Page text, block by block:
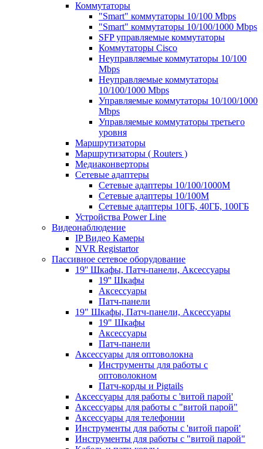
Коммутаторы
"Smart" коммутаторы 10/100 Mbps
"Smart" коммутаторы 10/100/1000 Mbps
SFP управляемые коммутаторы
Коммутаторы Cisco
Неуправляемые коммутаторы 10/100
Mbps
Неуправляемые коммутаторы
10/100/1000 Mbps
Управляемые коммутаторы 10/100/1000
Mbps
Управляемые коммутаторы третьего
уровня
Маршрутизаторы
Маршрутизаторы ( Routers )
Медиаконверторы
Сетевые адаптеры
Сетевые адаптеры 10/100/1000М
Сетевые адаптеры 10/100M
Сетевые адаптеры 10ГБ, 40ГБ, 100ГБ
Устройства Power Line
Видеонаблюдение
IP Видео Камеры
NVR Registartor
Пассивное сетевое оборудование
19'' Шкафы, Патч-панели, Аксессуары
19'' Шкафы
Аксессуары
Патч-панели
19" Шкафы, Патч-панели, Аксессуары
19" Шкафы
Аксессуары
Патч-панели
Аксессуары для оптоволокна
Инструменты для работы с
оптоволокном
Патч-корды и Pigtails
Аксессуары для работы с 'витой парой'
Аксессуары для работы с "витой парой"
Аксессуары для телефонии
Инструменты для работы с 'витой парой'
Инструменты для работы с "витой парой"